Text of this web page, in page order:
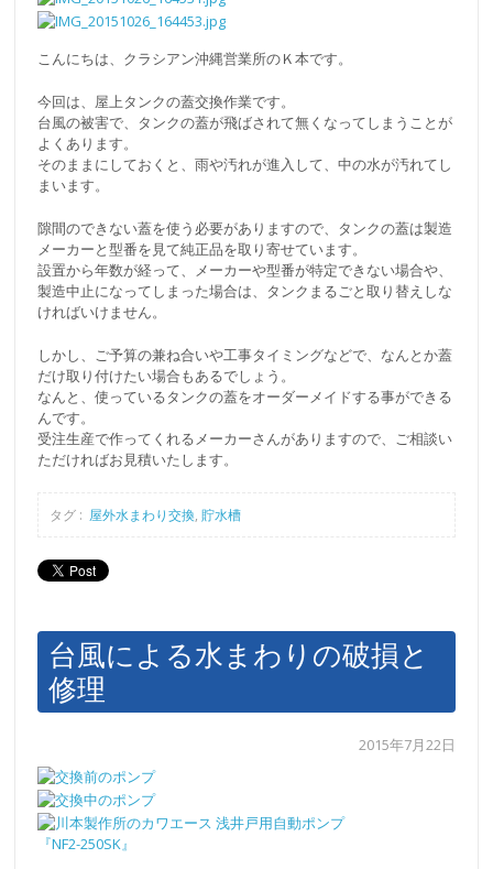
こんにちは、クラシアン沖縄営業所のＫ本です。
今回は、屋上タンクの蓋交換作業です。
台風の被害で、タンクの蓋が飛ばされて無くなってしまうことが
よくあります。
そのままにしておくと、雨や汚れが進入して、中の水が汚れてし
まいます。
隙間のできない蓋を使う必要がありますので、タンクの蓋は製造
メーカーと型番を見て純正品を取り寄せています。
設置から年数が経って、メーカーや型番が特定できない場合や、
製造中止になってしまった場合は、タンクまるごと取り替えしな
ければいけません。
しかし、ご予算の兼ね合いや工事タイミングなどで、なんとか蓋
だけ取り付けたい場合もあるでしょう。
なんと、使っているタンクの蓋をオーダーメイドする事ができる
んです。
受注生産で作ってくれるメーカーさんがありますので、ご相談い
ただければお見積いたします。
タグ : 屋外水まわり交換,貯水槽
台風による水まわりの破損と
修理
2015年7月22日